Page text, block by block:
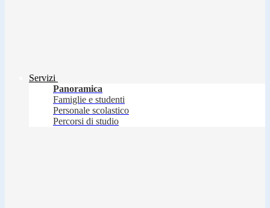
Servizi
Panoramica
Famiglie e studenti
Personale scolastico
Percorsi di studio